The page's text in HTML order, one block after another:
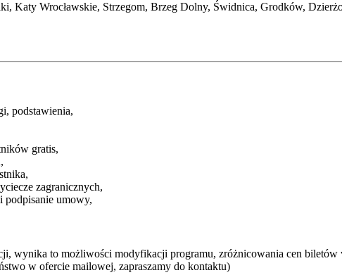
Katy Wrocławskie, Strzegom, Brzeg Dolny, Świdnica, Grodków,
podstawienia,
gratis,
zagranicznych,
podpisanie umowy,
wynika to możliwości modyfikacji programu, zróżnicowania cen
w ofercie mailowej, zapraszamy do kontaktu)